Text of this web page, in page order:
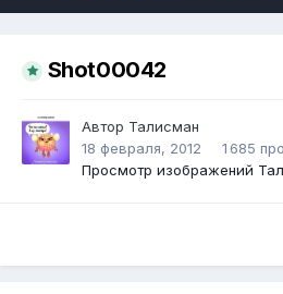
Shot00042
Автор Талисман
18 февраля, 2012
1 685
Просмотр изображений